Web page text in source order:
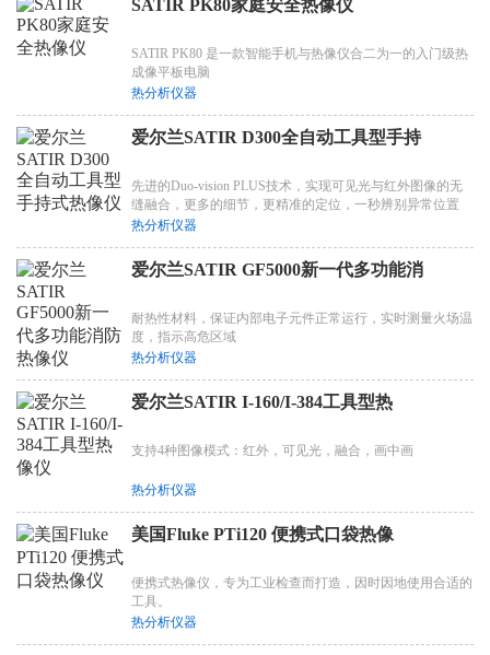
SATIR PK80家庭安全热像仪
SATIR PK80 是一款智能手机与热像仪合二为一的入门级热
成像平板电脑
热分析仪器
爱尔兰SATIR D300全自动工具型手持
先进的Duo-vision PLUS技术，实现可见光与红外图像的无
缝融合，更多的细节，更精准的定位，一秒辨别异常位置
热分析仪器
爱尔兰SATIR GF5000新一代多功能消
耐热性材料，保证内部电子元件正常运行，实时测量火场温
度，指示高危区域
热分析仪器
爱尔兰SATIR I-160/I-384工具型热
支持4种图像模式：红外，可见光，融合，画中画
热分析仪器
美国Fluke PTi120 便携式口袋热像
便携式热像仪，专为工业检查而打造，因时因地使用合适的
工具。
热分析仪器